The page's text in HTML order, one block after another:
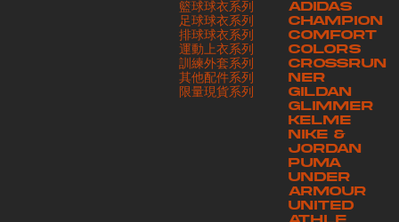
/ 貨品提取 商品製作完成後，4AM 團隊將聯絡貴客安排貨款餘額及提取
貨品。貴客可選擇最適合的付款方式以及取貨安排
隊核實有關款項 - 任何轉帳或換匯交易手續費等額外費用，一概不歸屬
本公司之責任 - 貴客請於收獲本公司正式訂購單據後 3 個工作天內安排
付款。如未能按期繳付所需款項，貴客須緻交因逾期所衍生之額外行政費
3個工作天｜到付｜​ - 貴客請於貨品可取日起之 10 個工作天內安排提取
貨品，如逾期未取，本公司將不予保存相關貨品。有關貨款訂金將不予歸
還，貴客仍須負責貨款餘額 - 貴客請於收貨時小心核對貨品數量及檢查
貨品品質 - 基於 S.F. Express / GoGoVan 等託運商為第三方服務，
本公司將保證貨品安全到達第三方手中。如第三方在運送過程中引致任何
有關貨品之遺失、損毀、誤投或運送延誤，本公司一律不負責
籃球球衣系列
足球球衣系列
排球球衣系列
運動上衣系列
訓練外套系列
其他配件系列
​限量現貨系列
ADIDAS
CHAMPION
COMFORT
COLORS
CROSSRUN
NER
GILDAN
GLIMMER
KELME
NIKE &
JORDAN
PUMA
UNDER
ARMOUR
UNITED